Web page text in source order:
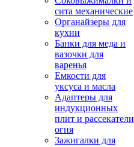
сита механические
Органайзеры для
кухни
Банки для меда и
вазочки для
варенья
Емкости для
уксуса и масла
Адаптеры для
индукционных
плит и рассекатели
огня
Зажигалки для